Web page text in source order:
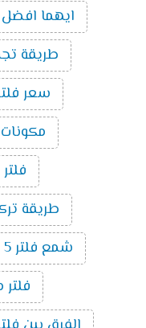
ايهما افضل فلتر 5 مراحل
طريقة
سعر فلتر تانك
مكونات
فلتر
طريقة تركيب
شمع فلتر 5 مراحل
فلتر